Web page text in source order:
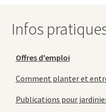
Infos
Offres d'emploi
Comment planter et
Publications pour